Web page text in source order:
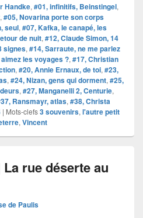
Handke, #01, infinitifs, Beinstingel,
, #05, Novarina porte son corps
seul, #07, Kafka, le canapé, les
de nuit, #12, Claude Simon, 14
signes, #14, Sarraute, ne me parlez
les voyages ?, #17, Christian
, #20, Annie Ernaux, de toi, #23,
, #24, Nizan, gens qui dorment, #25,
, #27, Manganelli 2, Centurie,
Ransmayr, atlas, #38, Christa
| Mots-clefs3 souvenirs, l'autre petit
, Vincent
rue déserte au
de Paulis